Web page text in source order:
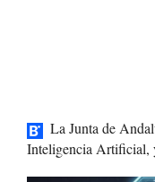
La Junta de
Inteligencia Artificial,